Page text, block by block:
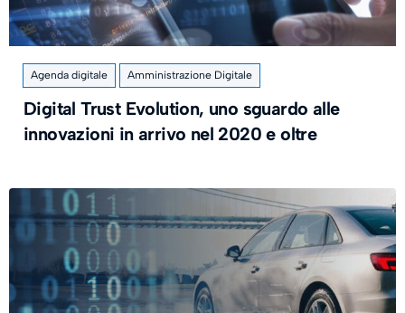
Agenda digitale Amministrazione Digitale
Digital Trust Evolution, uno sguardo alle
innovazioni in arrivo nel 2020 e oltre